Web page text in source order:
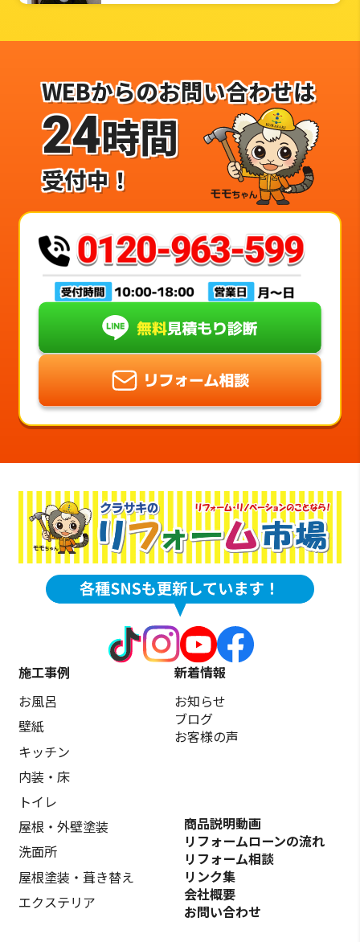
WEBからのお問い合わせは
24時間
受付中！
施工事例
お風呂
壁紙
キッチン
内装・床
トイレ
屋根・外壁塗装
洗面所
屋根塗装・葺き替え
エクステリア
新着情報
お知らせ
ブログ
お客様の声
商品説明動画
リフォームローンの流れ
リフォーム相談
リンク集
会社概要
お問い合わせ